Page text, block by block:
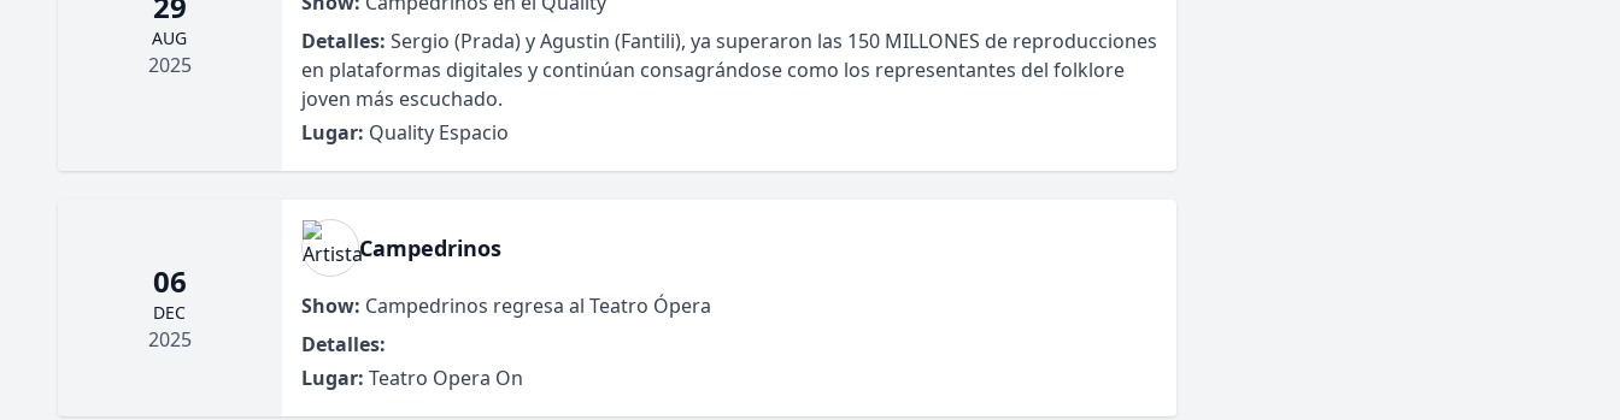
AUG
2025
Detalles: Sergio (Prada) y Agustin (Fantili), ya superaron las 150 MILLONES de reproducciones
en plataformas digitales y continúan consagrándose como los representantes del folklore
joven más escuchado.
Lugar: Quality Espacio
06
DEC
2025
Campedrinos
Show: Campedrinos regresa al Teatro Ópera
Detalles:
Lugar: Teatro Opera On